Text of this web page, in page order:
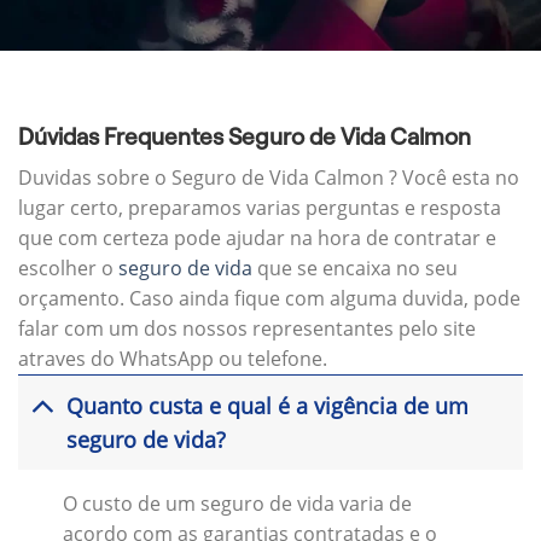
Dúvidas Frequentes Seguro de Vida Calmon
Duvidas sobre o Seguro de Vida Calmon ? Você esta no
lugar certo, preparamos varias perguntas e resposta
que com certeza pode ajudar na hora de contratar e
escolher o seguro de vida que se encaixa no seu
orçamento. Caso ainda fique com alguma duvida, pode
falar com um dos nossos representantes pelo site
atraves do WhatsApp ou telefone.
Quanto custa e qual é a vigência de um
seguro de vida?
O custo de um seguro de vida varia de
acordo com as garantias contratadas e o